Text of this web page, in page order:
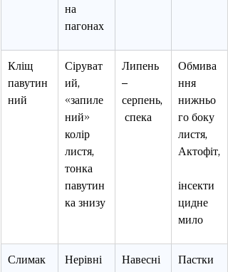
на
пагонах
Кліщ
павутин
ний
Сіруват
ий,
«запиле
ний»
колір
листя,
тонка
павутин
ка знизу
Липень
–
серпень,
спека
Обмива
ння
нижньо
го боку
листя,
Актофіт,
інсекти
цидне
мило
Слимак
Нерівні
Навесні
Пастки